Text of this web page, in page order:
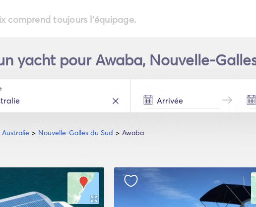
comprend toujours l'équipage.
yacht pour Awaba, Nouvelle-
Australie Nouvelle-Galles du Sud Awaba